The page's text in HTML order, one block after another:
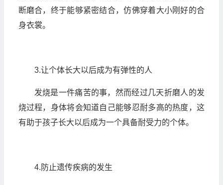
断磨合，终于能够紧密结合，仿佛穿着大小刚好的合
身衣裳。
3.让个体长大以后成为有弹性的人
发烧是一件痛苦的事，然而经过几天折磨人的发
烧过程，身体将会知道自己能够忍耐多高的热度，这
有助于孩子长大以后成为一个具备耐受力的个体。
4.防止遗传疾病的发生